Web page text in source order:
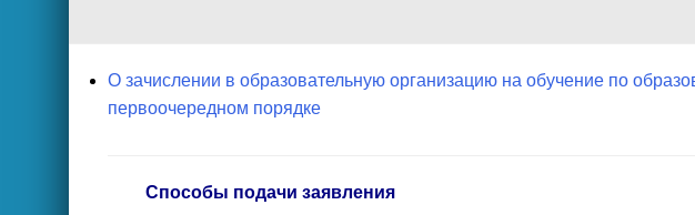
О зачислении в образовательную организацию на обучение по
первоочередном порядке
Способы подачи заявления